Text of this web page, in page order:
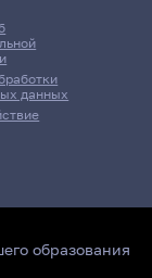
данных
образования